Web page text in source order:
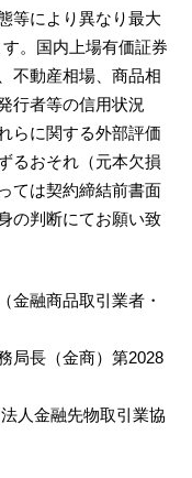
等により異なり最大
。国内上場有価証券
不動産相場、商品相
行者等の信用状況
らに関する外部評価
るおそれ（元本欠損
ては契約締結前書面
の判断にてお願い致
金融商品取引業者・
局長（金商）第2028
人金融先物取引業協